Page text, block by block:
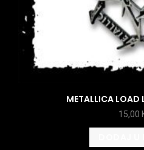
METALLICA
15,00